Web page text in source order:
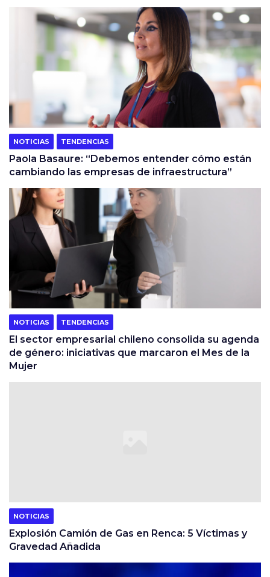
NOTICIAS TENDENCIAS
Paola Basaure: “Debemos entender cómo están
cambiando las empresas de infraestructura”
NOTICIAS TENDENCIAS
El sector empresarial chileno consolida su agenda
de género: iniciativas que marcaron el Mes de la
Mujer
NOTICIAS
Explosión Camión de Gas en Renca: 5 Víctimas y
Gravedad Añadida